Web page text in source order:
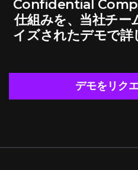
Confidential
仕組みを、当社チー
イズされたデモで詳
デモをリク